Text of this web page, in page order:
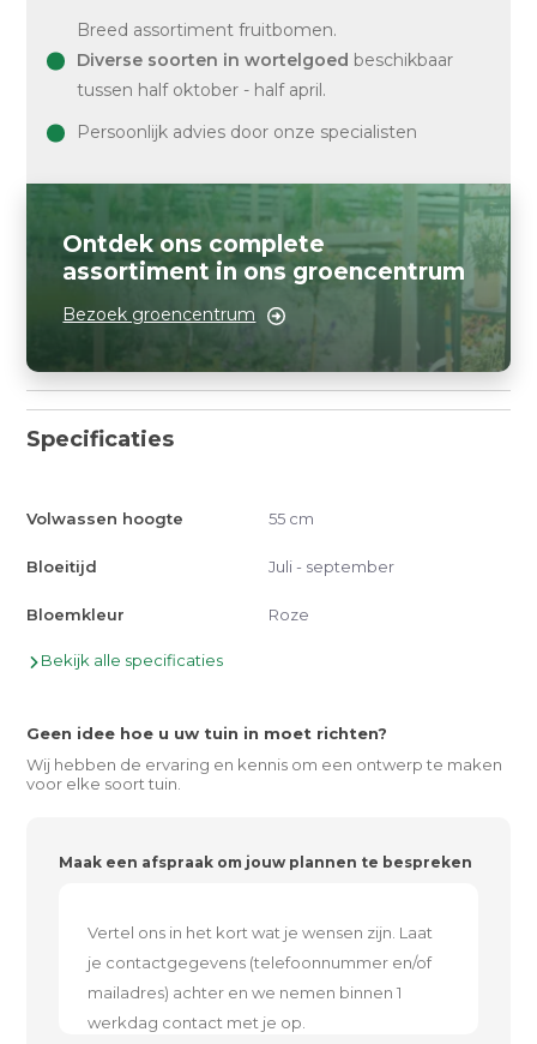
Breed assortiment fruitbomen.
Diverse soorten in wortelgoed beschikbaar
tussen half oktober - half april.
Persoonlijk advies door onze specialisten
Ontdek ons complete
assortiment in ons groencentrum
Bezoek groencentrum
Specificaties
Volwassen hoogte 55 cm
Bloeitijd Juli - september
Bloemkleur Roze
Bekijk alle specificaties
Geen idee hoe u uw tuin in moet richten?
Wij hebben de ervaring en kennis om een ontwerp te maken
voor elke soort tuin.
Maak een afspraak om jouw plannen te bespreken